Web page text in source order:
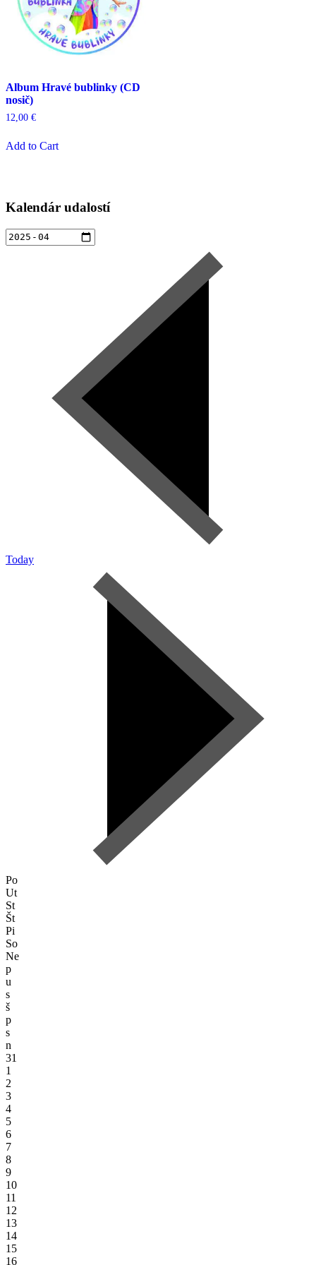
Album Hravé bublinky (CD
nosič)
12,00 €
Add to Cart
Kalendár udalostí
Today
Po
Ut
St
Št
Pi
So
Ne
p
u
s
š
p
s
n
31
1
2
3
4
5
6
7
8
9
10
11
12
13
14
15
16